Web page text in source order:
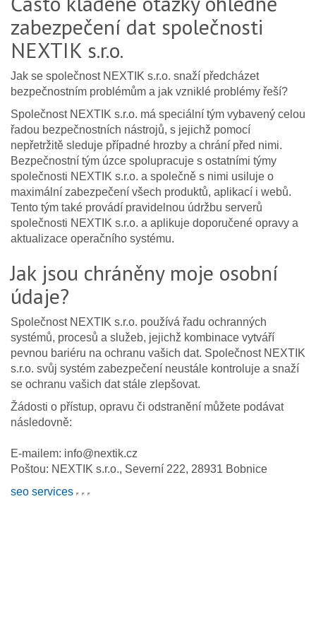
zabezpečení dat společnosti
NEXTIK s.r.o.
Jak se společnost NEXTIK s.r.o. snaží předcházet
bezpečnostním problémům a jak vzniklé problémy řeší?
Společnost NEXTIK s.r.o. má speciální tým vybavený celou
řadou bezpečnostních nástrojů, s jejichž pomocí
nepřetržitě sleduje případné hrozby a chrání před nimi.
Bezpečnostní tým úzce spolupracuje s ostatními týmy
společnosti NEXTIK s.r.o. a společně s nimi usiluje o
maximální zabezpečení všech produktů, aplikací i webů.
Tento tým také provádí pravidelnou údržbu serverů
společnosti NEXTIK s.r.o. a aplikuje doporučené opravy a
aktualizace operačního systému.
Jak jsou chráněny moje osobní
údaje?
Společnost NEXTIK s.r.o. používá řadu ochranných
systémů, procesů a služeb, jejichž kombinace vytváří
pevnou bariéru na ochranu vašich dat. Společnost NEXTIK
s.r.o. svůj systém zabezpečení neustále kontroluje a snaží
se ochranu vašich dat stále zlepšovat.
Žádosti o přístup, opravu či odstranění můžete podávat
následovně:
E-mailem: info@nextik.cz
Poštou: NEXTIK s.r.o., Severní 222, 28931 Bobnice
seo services